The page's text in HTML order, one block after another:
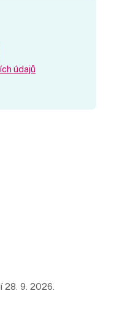
údajů
28. 9. 2026.